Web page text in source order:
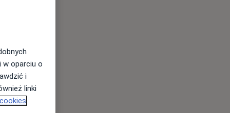
w oparciu o
i
linki